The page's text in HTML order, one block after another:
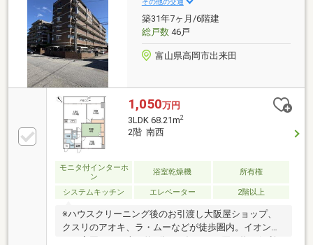
その他の交通
築31年7ヶ月/6階建
総戸数46戸
富山県高岡市出来田
1,050万円
3LDK 68.21m2
2階 南西
モニタ付インターホ
ン
浴室乾燥機 所有権
システムキッチン エレベーター 2階以上
※ハウスクリーニング後のお引渡し大阪屋ショップ、
クスリのアオキ、ラ・ムーなどが徒歩圏内。イオンモ